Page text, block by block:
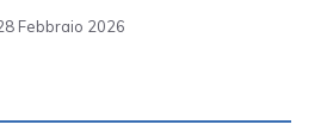
Febbraio 2026